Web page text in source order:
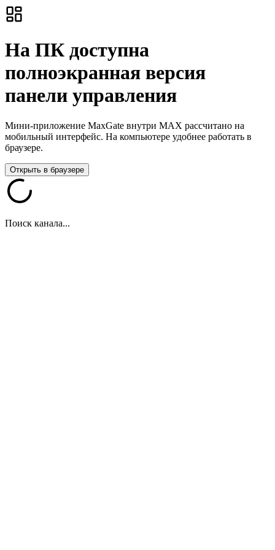
На ПК доступна
полноэкранная версия
панели управления
Мини-приложение MaxGate внутри MAX рассчитано на
мобильный интерфейс. На компьютере удобнее работать в
браузере.
Открыть в браузере
Поиск канала...